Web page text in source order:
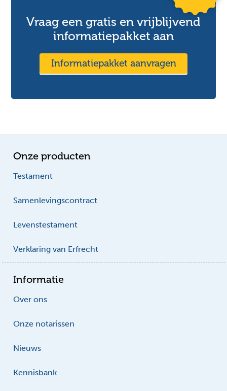
Vraag een gratis en vrijblijvend
informatiepakket aan
Informatiepakket aanvragen
Onze producten
Testament
Samenlevingscontract
Levenstestament
Verklaring van Erfrecht
Informatie
Over ons
Onze notarissen
Nieuws
Kennisbank